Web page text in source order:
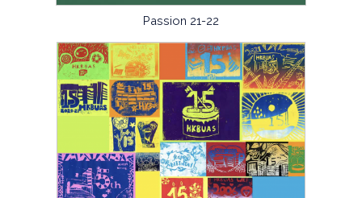
Passion 21-22